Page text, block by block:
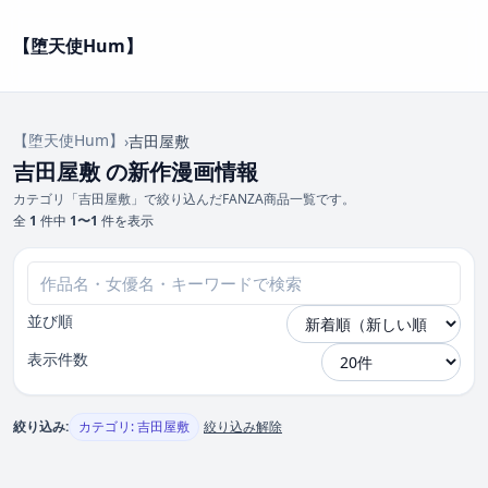
【堕天使Hum】
【堕天使Hum】 ›吉田屋敷
吉田屋敷 の新作漫画情報
カテゴリ「吉田屋敷」で絞り込んだFANZA商品一覧です。
全 1 件中 1〜1 件を表示
並び順
表示件数
絞り込み: カテゴリ: 吉田屋敷 絞り込み解除